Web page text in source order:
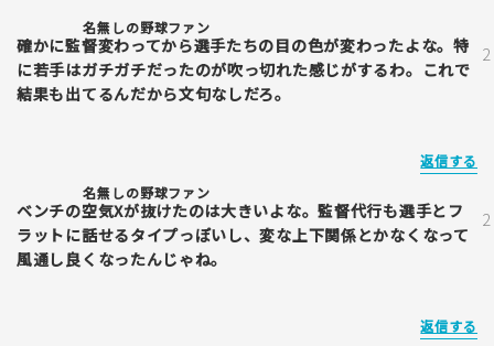
名無しの野球ファン
確かに監督変わってから選手たちの目の色が変わったよな。特
に若手はガチガチだったのが吹っ切れた感じがするわ。これで
結果も出てるんだから文句なしだろ。
返信する
名無しの野球ファン
ベンチの空気Xが抜けたのは大きいよな。監督代行も選手とフ
ラットに話せるタイプっぽいし、変な上下関係とかなくなって
風通し良くなったんじゃね。
返信する